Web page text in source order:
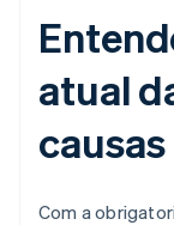
atual
causas
Com a